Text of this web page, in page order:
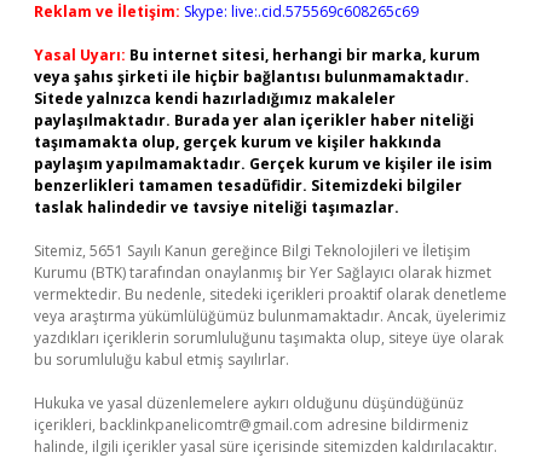
Reklam ve İletişim: Skype: live:.cid.575569c608265c69
Yasal Uyarı: Bu internet sitesi, herhangi bir marka, kurum
veya şahıs şirketi ile hiçbir bağlantısı bulunmamaktadır.
Sitede yalnızca kendi hazırladığımız makaleler
paylaşılmaktadır. Burada yer alan içerikler haber niteliği
taşımamakta olup, gerçek kurum ve kişiler hakkında
paylaşım yapılmamaktadır. Gerçek kurum ve kişiler ile isim
benzerlikleri tamamen tesadüfidir. Sitemizdeki bilgiler
taslak halindedir ve tavsiye niteliği taşımazlar.
Sitemiz, 5651 Sayılı Kanun gereğince Bilgi Teknolojileri ve İletişim
Kurumu (BTK) tarafından onaylanmış bir Yer Sağlayıcı olarak hizmet
vermektedir. Bu nedenle, sitedeki içerikleri proaktif olarak denetleme
veya araştırma yükümlülüğümüz bulunmamaktadır. Ancak, üyelerimiz
yazdıkları içeriklerin sorumluluğunu taşımakta olup, siteye üye olarak
bu sorumluluğu kabul etmiş sayılırlar.
Hukuka ve yasal düzenlemelere aykırı olduğunu düşündüğünüz
içerikleri, backlinkpanelicomtr@gmail.com adresine bildirmeniz
halinde, ilgili içerikler yasal süre içerisinde sitemizden kaldırılacaktır.